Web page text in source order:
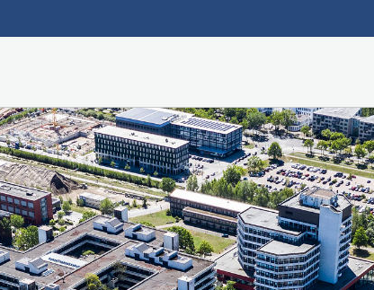
Hauptnavigation